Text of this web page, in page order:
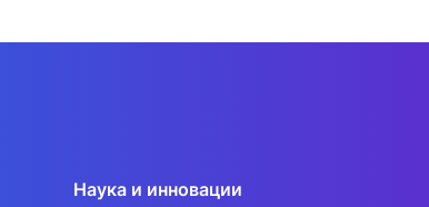
Наука и инновации